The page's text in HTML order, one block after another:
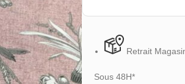
Retrait
Sous 48H*